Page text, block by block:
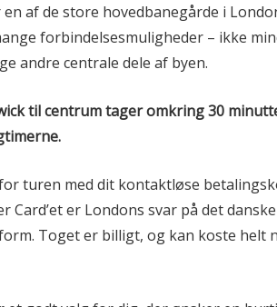
af de store hovedbanegårde i
forbindelsesmuligheder – ikke
andre centrale dele af byen.
til centrum tager omkring 30
turen med dit kontaktløse
Card’et er Londons svar på det
Toget er billigt, og kan koste helt